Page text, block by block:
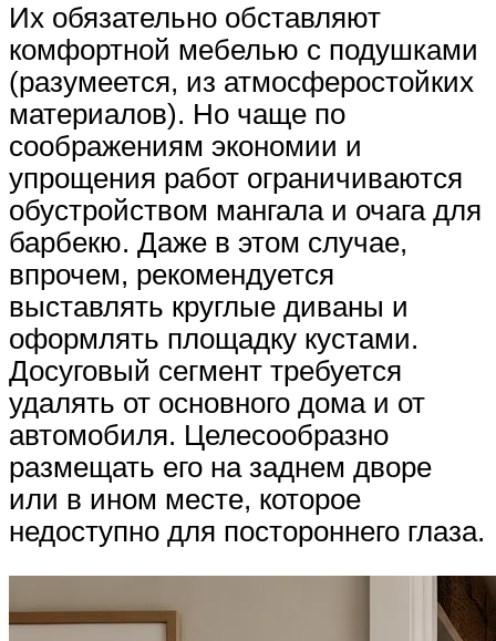
Их обязательно обставляют
комфортной мебелью с подушками
(разумеется, из атмосферостойких
материалов). Но чаще по
соображениям экономии и
упрощения работ ограничиваются
обустройством мангала и очага для
барбекю. Даже в этом случае,
впрочем, рекомендуется
выставлять круглые диваны и
оформлять площадку кустами.
Досуговый сегмент требуется
удалять от основного дома и от
автомобиля. Целесообразно
размещать его на заднем дворе
или в ином месте, которое
недоступно для постороннего глаза.